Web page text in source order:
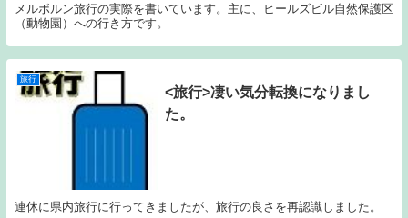
メルボルン旅行の実際を書いています。主に、ヒールズビル自然保護区
（動物園）への行き方です。
旅行
<旅行>凄い気分転換になりまし
た。
連休に県内旅行に行ってきましたが、旅行の良さを再認識しました。